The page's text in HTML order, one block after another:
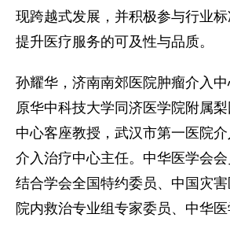
现跨越式发展，并积极参与行业
提升医疗服务的可及性与品质。
孙耀华，济南南郊医院肿瘤介入中
原华中科技大学同济医学院附属
中心客座教授，武汉市第一医院介
介入治疗中心主任。中华医学会
结合学会全国特约委员、中国灾
院内救治专业组专家委员、中华